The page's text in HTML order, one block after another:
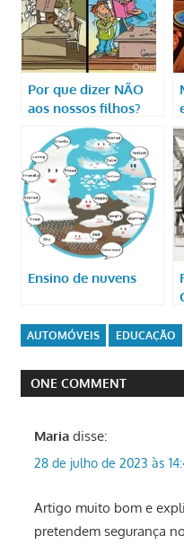
Por que dizer NÃO
aos nossos filhos?
Ensino de nuvens
AUTOMÓVEIS EDUCAÇÃO
ONE COMMENT
Maria disse:
28 de julho de 2023 às
Artigo muito bom e
pretendem segurança